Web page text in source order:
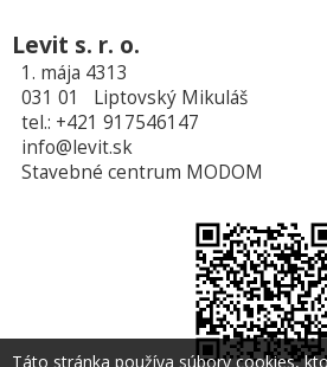
Levit s. r. o.
1. mája 4313
031 01 Liptovský Mikuláš
tel.: +421 917546147
info@levit.sk
Stavebné centrum MODOM
Táto stránka používa súbory cookies,